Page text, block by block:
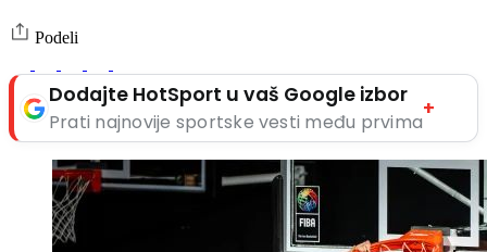
Podeli
Dodajte HotSport u vaš Google izbor
Prati najnovije sportske vesti među prvima
+